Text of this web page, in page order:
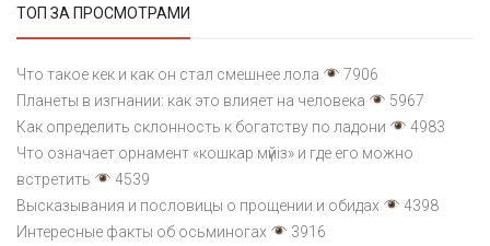
ТОП ЗА ПРОСМОТРАМИ
Что такое кек и как он стал смешнее лола
7906
Планеты в изгнании: как это влияет на человека
5967
Как определить склонность к богатству по ладони
4983
Что означает орнамент «кошкар мүйіз» и где его можно
встретить
4539
Высказывания и пословицы о прощении и обидах
4398
Интересные факты об осьминогах
3916